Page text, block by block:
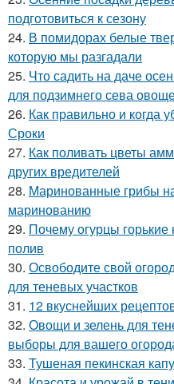
подготовиться к сезону
24. В помидорах белые
которую мы разгадали
25. Что садить на даче
для подзимнего сева
26. Как правильно и когда
Сроки
27. Как поливать цветы
других вредителей
28. Маринованные грибы
маринованию
29. Почему огурцы
полив
30. Освободите свой
для теневых участков
31. 12 вкуснейших
32. Овощи и зелень для
выборы для вашего
33. Тушеная пекинская